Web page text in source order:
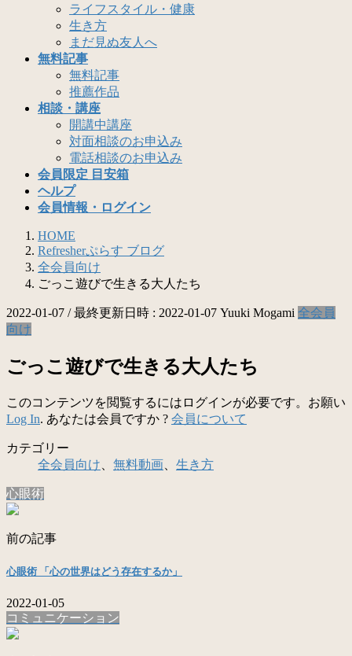
ライフスタイル・健康
生き方
まだ見ぬ友人へ
無料記事
無料記事
推薦作品
相談・講座
開講中講座
対面相談のお申込み
電話相談のお申込み
会員限定 目安箱
ヘルプ
会員情報・ログイン
HOME
Refresherぷらす ブログ
全会員向け
ごっこ遊びで生きる大人たち
2022-01-07 / 最終更新日時 : 2022-01-07 Yuuki Mogami 全会員
向け
ごっこ遊びで生きる大人たち
このコンテンツを閲覧するにはログインが必要です。お願い
Log In. あなたは会員ですか ? 会員について
カテゴリー
全会員向け
無料動画 生き方
心眼術
前の記事
心眼術 「心の世界はどう存在するか」
2022-01-05
コミュニケーション